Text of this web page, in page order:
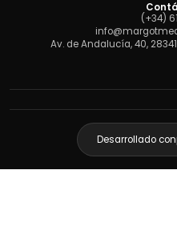
(+34)
Av. de Andalucía, 40,
Desarrollado con